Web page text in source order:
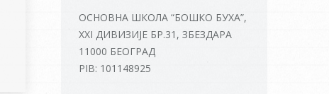
ОСНОВНА ШКОЛА “БОШКО БУХА”,
XXI ДИВИЗИЈЕ БР.31, ЗБЕЗДАРА
11000 БЕОГРАД
PIB: 101148925